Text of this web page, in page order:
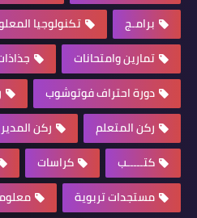
برامـج
تكنولوجيا
تمارين وامتحانات
دورة احتراف فوتوشوب
ركن المتعلم
ركن المدير
كتـــــب
كراسات
مستجدات تربوية